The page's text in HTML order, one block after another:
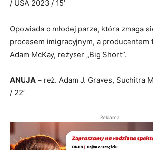
/ USA 2023 / 15’
Opowiada o młodej parze, która zmaga
procesem imigracyjnym, a producentem
Adam McKay, reżyser „Big Short”.
ANUJA – reż. Adam J. Graves, Suchitra
/ 22’
Reklama